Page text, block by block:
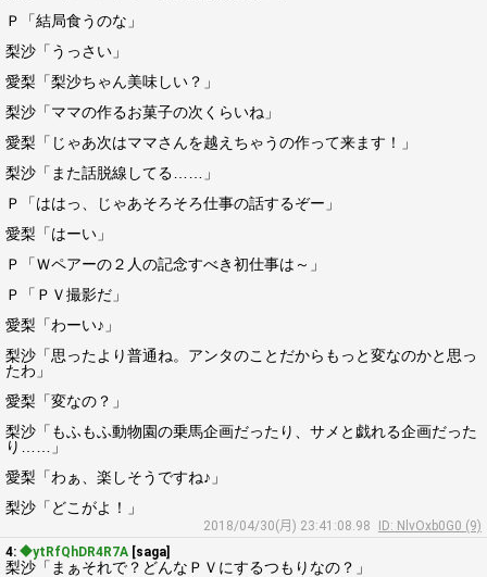
Ｐ「結局食うのな」
梨沙「うっさい」
愛梨「梨沙ちゃん美味しい？」
梨沙「ママの作るお菓子の次くらいね」
愛梨「じゃあ次はママさんを越えちゃうの作って来ます！」
梨沙「また話脱線してる……」
Ｐ「ははっ、じゃあそろそろ仕事の話するぞー」
愛梨「はーい」
Ｐ「Ｗペアーの２人の記念すべき初仕事は～」
Ｐ「ＰＶ撮影だ」
愛梨「わーい♪」
梨沙「思ったより普通ね。アンタのことだからもっと変なのかと思っ
たわ」
愛梨「変なの？」
梨沙「もふもふ動物園の乗馬企画だったり、サメと戯れる企画だった
り……」
愛梨「わぁ、楽しそうですね♪」
梨沙「どこがよ！」
2018/04/30(月) 23:41:08.98
ID: NlvOxb0G0 (9)
4: ◆ytRfQhDR4R7A [saga]
梨沙「まぁそれで？どんなＰＶにするつもりなの？」